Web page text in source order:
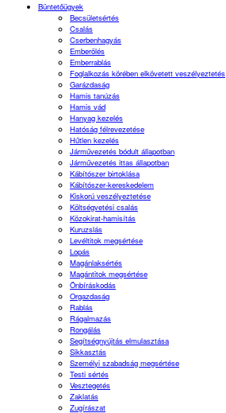
Büntetőügyek
Becsületsértés
Csalás
Cserbenhagyás
Emberölés
Emberrablás
Foglalkozás körében elkövetett veszélyeztetés
Garázdaság
Hamis tanúzás
Hamis vád
Hanyag kezelés
Hatóság félrevezetése
Hűtlen kezelés
Járművezetés bódult állapotban
Járművezetés ittas állapotban
Kábítószer birtoklása
Kábítószer-kereskedelem
Kiskorú veszélyeztetése
Költségvetési csalás
Közokirat-hamisítás
Kuruzslás
Levéltitok megsértése
Lopás
Magánlaksértés
Magántitok megsértése
Önbíráskodás
Orgazdaság
Rablás
Rágalmazás
Rongálás
Segítségnyújtás elmulasztása
Sikkasztás
Személyi szabadság megsértése
Testi sértés
Vesztegetés
Zaklatás
Zugírászat